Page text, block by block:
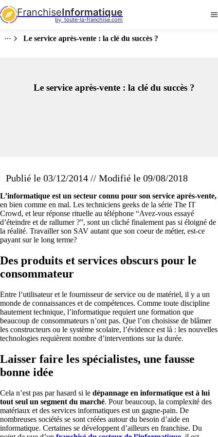
FranchiseInformatique
by  toute-la-franchise.com
Le service après-vente : la clé du succès ?
Le service après-vente : la clé du succès ?
Publié le 03/12/2014 // Modifié le 09/08/2018
L’informatique est un secteur connu pour son service après-vente,
en bien comme en mal. Les techniciens geeks de la série The IT
Crowd, et leur réponse rituelle au téléphone “Avez-vous essayé
d’éteindre et de rallumer ?”, sont un cliché finalement pas si éloigné de
la réalité. Travailler son SAV autant que son coeur de métier, est-ce
payant sur le long terme?
Des produits et services obscurs pour le
consommateur
Entre l’utilisateur et le fournisseur de service ou de matériel, il y a un
monde de connaissances et de compétences. Comme toute discipline
hautement technique, l’informatique requiert une formation que
beaucoup de consommateurs n’ont pas. Que l’on choisisse de blâmer
les constructeurs ou le système scolaire, l’évidence est là : les nouvelles
technologies requièrent nombre d’interventions sur la durée.
Laisser faire les spécialistes, une fausse
bonne idée
Cela n’est pas par hasard si le dépannage en informatique est à lui
tout seul un segment du marché. Pour beaucoup, la complexité des
matériaux et des services informatiques est un gagne-pain. De
nombreuses sociétés se sont créées autour du besoin d’aide en
informatique. Certaines se développent d’ailleurs en franchise. Du